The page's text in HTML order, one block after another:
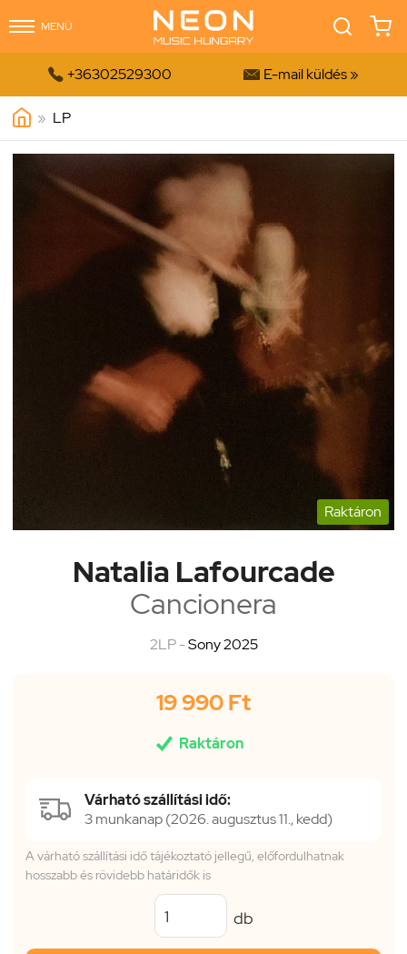
MENÜ
 +36302529300  E-mail küldés »
» LP
Raktáron
Natalia Lafourcade
Cancionera
2LP -Sony 2025
19 990 Ft
 Raktáron
Várható szállítási idő:
3 munkanap (2026. augusztus 11., kedd)
A várható szállítási idő tájékoztató jellegű, előfordulhatnak
hosszabb és rövidebb határidők is
db